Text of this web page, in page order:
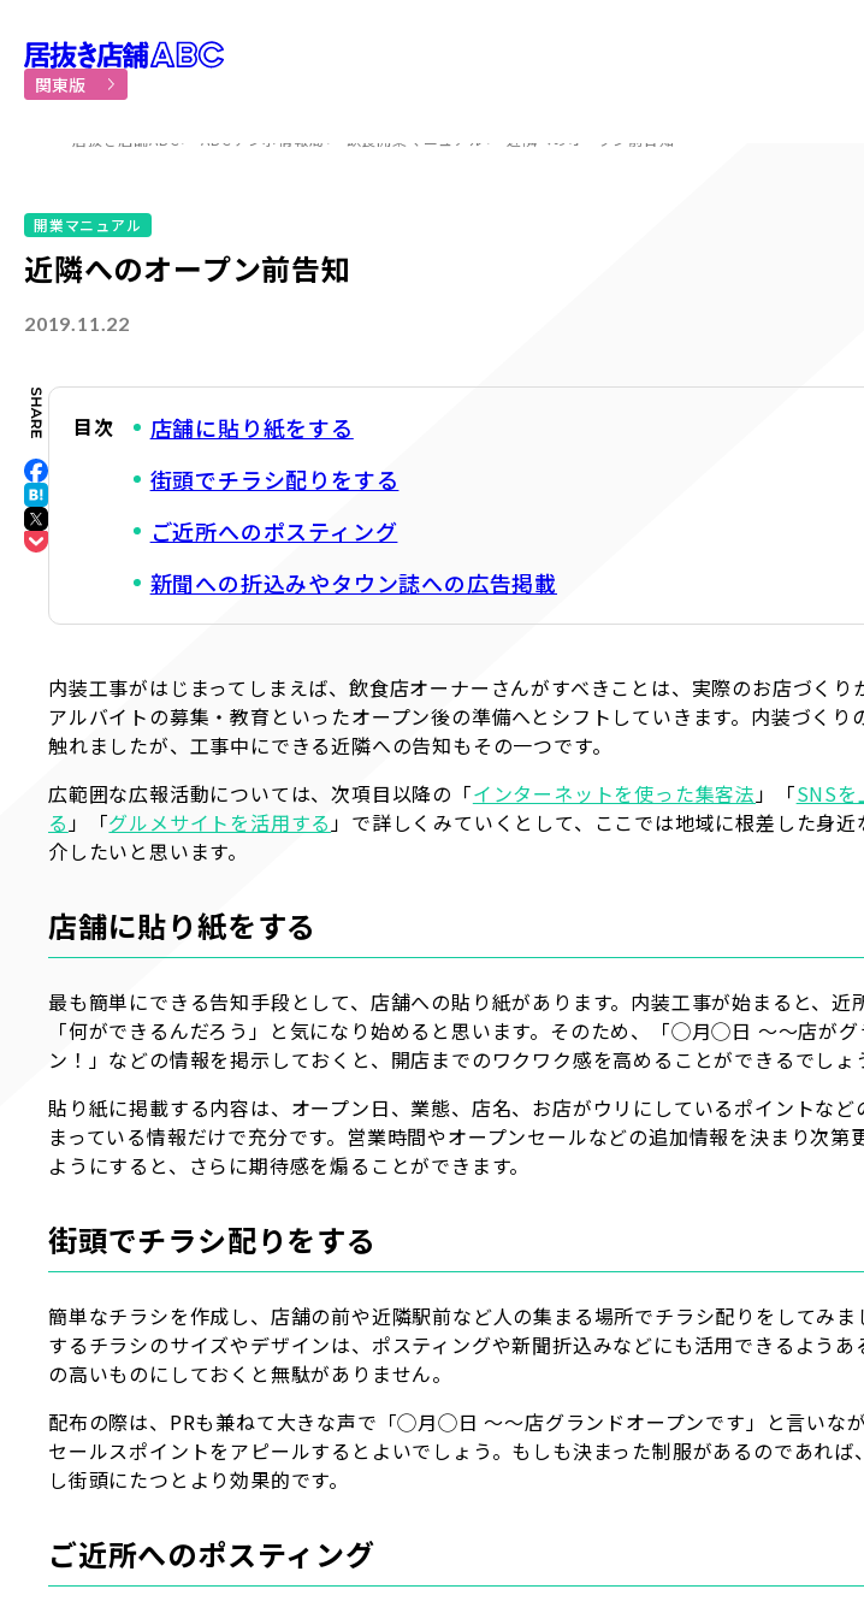
居抜き物件・貸店舗での飲食店開業｜居抜き
関東版
居抜き店舗ABC ABCテンポ情報局 飲食開業マニュアル 近隣へのオープン前告知
開業マニュアル
近隣へのオープン前告知
2019.11.22
目次
店舗に貼り紙をする
街頭でチラシ配りをする
ご近所へのポスティング
新聞への折込みやタウン誌への広告掲載
内装工事がはじまってしまえば、飲食店オーナーさんがすべきことは、実際のお店づくり
アルバイトの募集・教育といったオープン後の準備へとシフトしていきます。内装づくり
触れましたが、工事中にできる近隣への告知もその一つです。
広範囲な広報活動については、次項目以降の「インターネットを使った集客法」「SNS
る」「グルメサイトを活用する」で詳しくみていくとして、ここでは地域に根差した身近
介したいと思います。
店舗に貼り紙をする
最も簡単にできる告知手段として、店舗への貼り紙があります。内装工事が始まると、近
「何ができるんだろう」と気になり始めると思います。そのため、「◯月◯日 ～～店が
ン！」などの情報を掲示しておくと、開店までのワクワク感を高めることができるでしょ
貼り紙に掲載する内容は、オープン日、業態、店名、お店がウリにしているポイントなど
まっている情報だけで充分です。営業時間やオープンセールなどの追加情報を決まり次第
ようにすると、さらに期待感を煽ることができます。
街頭でチラシ配りをする
簡単なチラシを作成し、店舗の前や近隣駅前など人の集まる場所でチラシ配りをしてみま
するチラシのサイズやデザインは、ポスティングや新聞折込みなどにも活用できるようあ
の高いものにしておくと無駄がありません。
配布の際は、PRも兼ねて大きな声で「◯月◯日 ～～店グランドオープンです」と言いな
セールスポイントをアピールするとよいでしょう。もしも決まった制服があるのであれば
し街頭にたつとより効果的です。
ご近所へのポスティング